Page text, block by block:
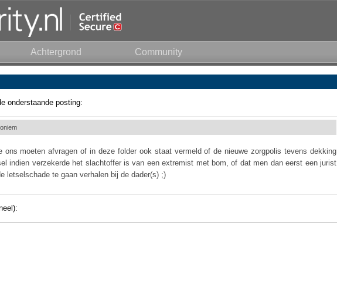
Achtergrond Community
onderstaande posting:
ons moeten afvragen of in deze folder ook staat vermeld of de nieuwe zorgpolis tevens dekking
indien verzekerde het slachtoffer is van een extremist met bom, of dat men dan eerst een jurist
letselschade te gaan verhalen bij de dader(s) ;)